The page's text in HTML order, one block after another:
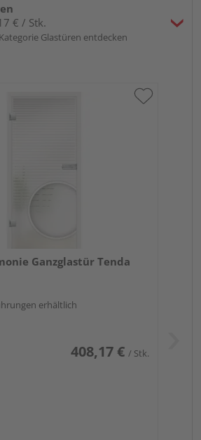
€ / Stk.
Glastüren entdecken
Ganzglastür Tenda
erhältlich
408,17 € / Stk.